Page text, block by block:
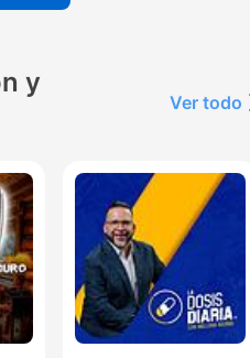
y
Ver todo